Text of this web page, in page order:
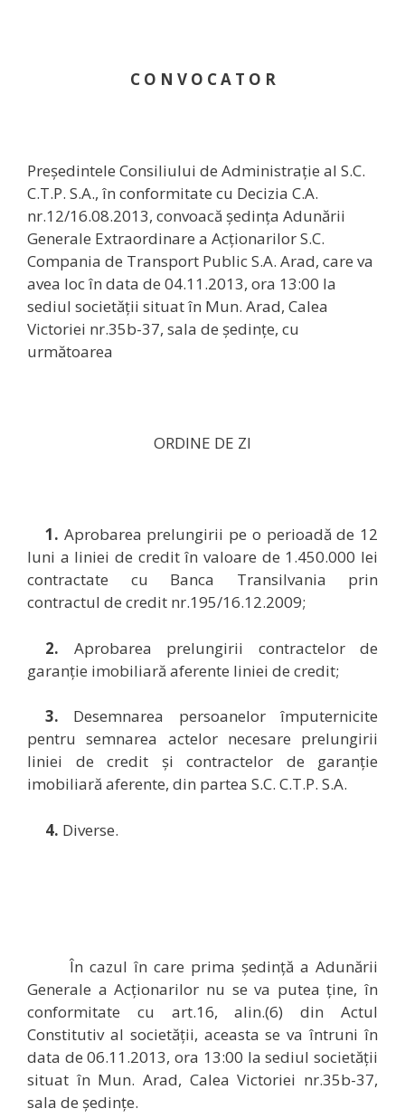
C O N V O C A T O R
Preşedintele Consiliului de Administraţie al S.C.
C.T.P. S.A., în conformitate cu Decizia C.A.
nr.12/16.08.2013, convoacă şedinţa Adunării
Generale Extraordinare a Acţionarilor S.C.
Compania de Transport Public S.A. Arad, care va
avea loc în data de 04.11.2013, ora 13:00 la
sediul societăţii situat în Mun. Arad, Calea
Victoriei nr.35b-37, sala de ședințe, cu
următoarea
ORDINE DE ZI
1. Aprobarea prelungirii pe o perioadă de 12
luni a liniei de credit în valoare de 1.450.000 lei
contractate cu Banca Transilvania prin
contractul de credit nr.195/16.12.2009;
2. Aprobarea prelungirii contractelor de
garanție imobiliară aferente liniei de credit;
3. Desemnarea persoanelor împuternicite
pentru semnarea actelor necesare prelungirii
liniei de credit și contractelor de garanție
imobiliară aferente, din partea S.C. C.T.P. S.A.
4. Diverse.
În cazul în care prima ședință a Adunării
Generale a Acționarilor nu se va putea ține, în
conformitate cu art.16, alin.(6) din Actul
Constitutiv al societății, aceasta se va întruni în
data de 06.11.2013, ora 13:00 la sediul societăţii
situat în Mun. Arad, Calea Victoriei nr.35b-37,
sala de ședințe.